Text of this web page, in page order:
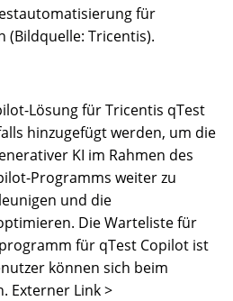
für
Tricentis).
Lösung für Tricentis qTest
hinzugefügt werden, um die
KI im Rahmen des
Programms weiter zu
und die
Die Warteliste für
für qTest Copilot ist
können sich beim
Externer Link >